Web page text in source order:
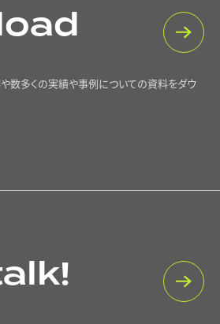
数多くの実績や事例についての資料をダウ